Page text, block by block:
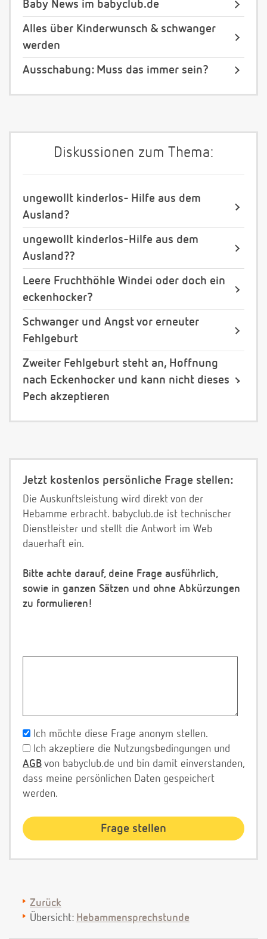
Baby News im babyclub.de
Alles über Kinderwunsch & schwanger
werden
Ausschabung: Muss das immer sein?
Diskussionen zum Thema:
ungewollt kinderlos- Hilfe aus dem
Ausland?
ungewollt kinderlos-Hilfe aus dem
Ausland??
Leere Fruchthöhle Windei oder doch ein
eckenhocker?
Schwanger und Angst vor erneuter
Fehlgeburt
Zweiter Fehlgeburt steht an, Hoffnung
nach Eckenhocker und kann nicht dieses
Pech akzeptieren
Jetzt kostenlos persönliche Frage stellen:
Die Auskunftsleistung wird direkt von der
Hebamme erbracht. babyclub.de ist technischer
Dienstleister und stellt die Antwort im Web
dauerhaft ein.
Bitte achte darauf, deine Frage ausführlich,
sowie in ganzen Sätzen und ohne Abkürzungen
zu formulieren!
Ich möchte diese Frage anonym stellen.
Ich akzeptiere die Nutzungsbedingungen und
AGB von babyclub.de und bin damit einverstanden,
dass meine persönlichen Daten gespeichert
werden.
Zurück
Übersicht: Hebammensprechstunde